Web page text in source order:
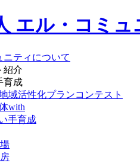
ニティについて
紹介
育成
域活性化プランコンテスト
with
手育成